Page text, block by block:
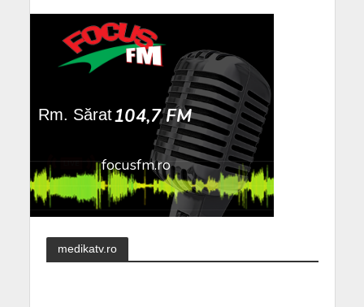
medikatv.ro